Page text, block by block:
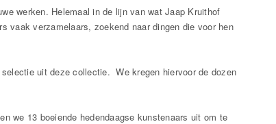
werken. Helemaal in de lijn van wat Jaap Kruithof
vaak verzamelaars, zoekend naar dingen die voor hen
uit deze collectie. We kregen hiervoor de dozen
we 13 boeiende hedendaagse kunstenaars uit om te